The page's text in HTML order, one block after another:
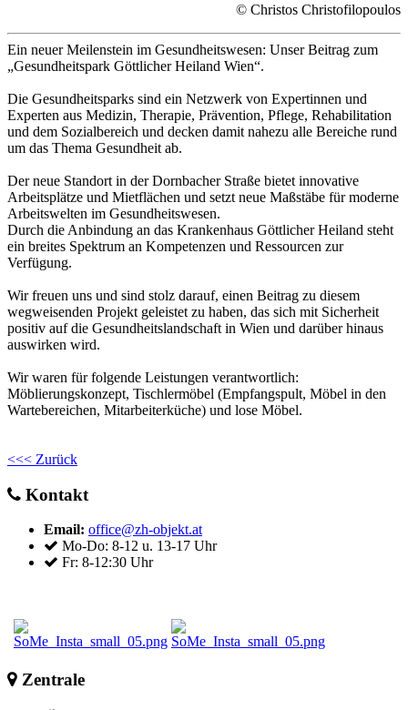
© Christos Christofilopoulos
Ein neuer Meilenstein im Gesundheitswesen: Unser Beitrag zum
„Gesundheitspark Göttlicher Heiland Wien“.
Die Gesundheitsparks sind ein Netzwerk von Expertinnen und
Experten aus Medizin, Therapie, Prävention, Pflege, Rehabilitation
und dem Sozialbereich und decken damit nahezu alle Bereiche rund
um das Thema Gesundheit ab.
Der neue Standort in der Dornbacher Straße bietet innovative
Arbeitsplätze und Mietflächen und setzt neue Maßstäbe für moderne
Arbeitswelten im Gesundheitswesen.
Durch die Anbindung an das Krankenhaus Göttlicher Heiland steht
ein breites Spektrum an Kompetenzen und Ressourcen zur
Verfügung.
Wir freuen uns und sind stolz darauf, einen Beitrag zu diesem
wegweisenden Projekt geleistet zu haben, das sich mit Sicherheit
positiv auf die Gesundheitslandschaft in Wien und darüber hinaus
auswirken wird.
Wir waren für folgende Leistungen verantwortlich:
Möblierungskonzept, Tischlermöbel (Empfangspult, Möbel in den
Wartebereichen, Mitarbeiterküche) und lose Möbel.
<<< Zurück
Kontakt
Email: office@zh-objekt.at
Mo-Do: 8-12 u. 13-17 Uhr
Fr: 8-12:30 Uhr
Zentrale